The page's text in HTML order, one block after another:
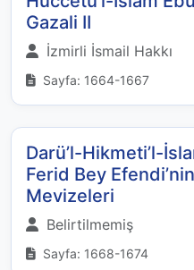
Gazali II
İzmirli İsmail Hakkı
Sayfa: 1664-1667
Darü’l-Hikmeti’l-
Ferid Bey
Mevizeleri
Belirtilmemiş
Sayfa: 1668-1674